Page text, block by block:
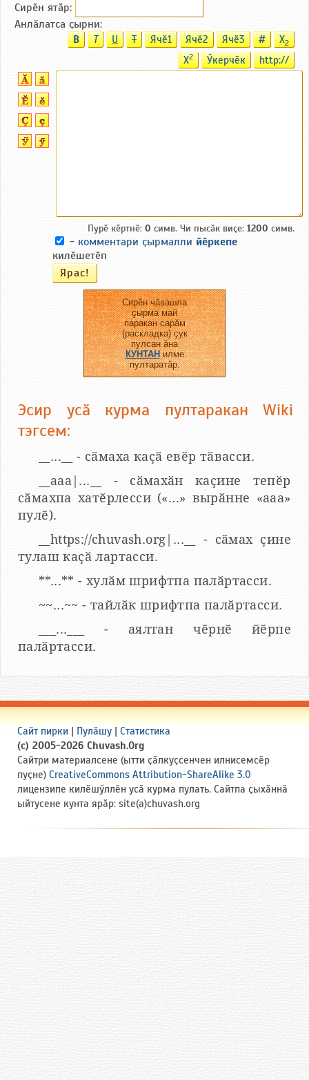
Сирӗн ятӑp:
Анлӑлатса ҫырни:
B T U T Ячӗ1 Ячӗ2 Ячӗ3 # X2
X2 Ӳкерчӗк http://
Пурӗ кӗртнӗ: 0 симв. Чи пысӑк виҫе: 1200 симв.
- комментари ҫырмалли йӗркепе
килӗшетӗп
Сирӗн чӑвашла
ҫырма май
паракан сарӑм
(раскладка) ҫук
пулсан ӑна
КУНТАНилме
пултаратӑр.
Эсир усӑ курма пултаракан Wiki
тэгсем:
__...__ - сӑмаха каҫӑ евӗр тӑвасси.
__aaa|...__ - сӑмахӑн каҫине тепӗр
сӑмахпа хатӗрлесси («...» вырӑнне «ааа»
пулӗ).
__https://chuvash.org|...__ - сӑмах ҫине
тулаш каҫӑ лартасси.
**...** - хулӑм шрифтпа палӑртасси.
~~...~~ - тайлӑк шрифтпа палӑртасси.
___...___ - аялтан чӗрнӗ йӗрпе
палӑртасси.
Сайт пирки | Пулӑшу | Статистика
(c) 2005-2026 Chuvash.Org
Сайтри материалсене (ытти ҫӑлкуҫсенчен илнисемсӗр
пуҫне) CreativeCommons Attribution-ShareAlike 3.0
лицензипе килӗшӳллӗн усӑ курма пулать. Сайтпа ҫыхӑннӑ
ыйтусене кунта ярӑр: site(a)chuvash.org